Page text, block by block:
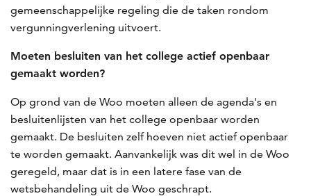
gemeenschappelijke regeling die de taken rondom
vergunningverlening uitvoert.
Moeten besluiten van het college actief openbaar
gemaakt worden?
Op grond van de Woo moeten alleen de agenda's en
besluitenlijsten van het college openbaar worden
gemaakt. De besluiten zelf hoeven niet actief openbaar
te worden gemaakt. Aanvankelijk was dit wel in de Woo
geregeld, maar dat is in een latere fase van de
wetsbehandeling uit de Woo geschrapt.